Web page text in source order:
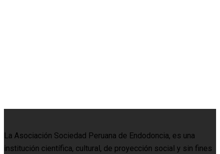
La Asociación Sociedad Peruana de Endodoncia, es una
institución científica, cultural, de proyección social y sin fines